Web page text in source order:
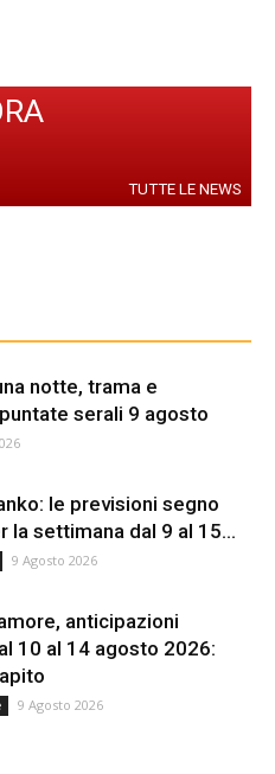
TUTTE LE NEWS
notte, trama e
serali 9 agosto
le previsioni segno
la settimana dal 9 al 15...
9 Agosto 2026
anticipazioni
10 al 14 agosto 2026:
9 Agosto 2026